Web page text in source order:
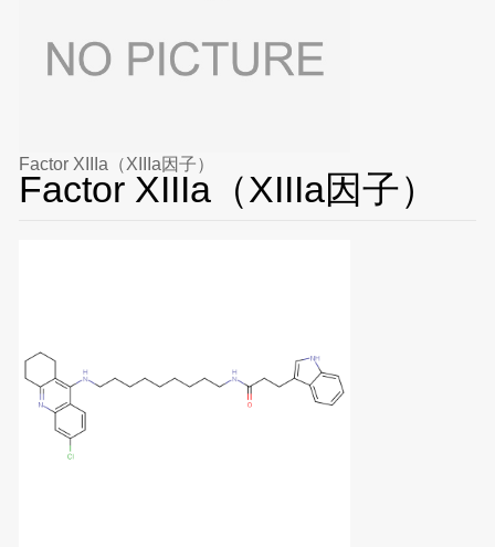
Factor XIIIa（XIIIa因子）
Factor XIIIa（XIIIa因子）